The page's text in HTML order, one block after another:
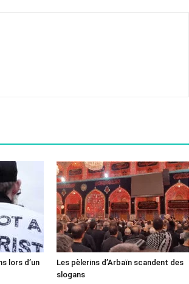
lors d’un
Les pèlerins d’Arbaïn scandent des
slogans